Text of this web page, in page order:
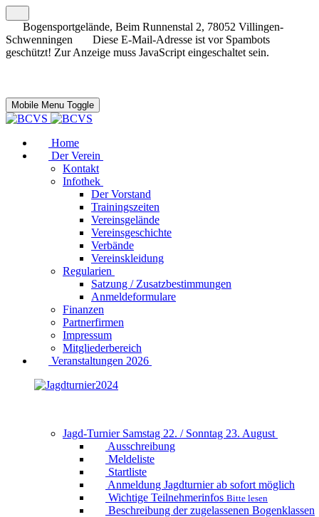
Bogensportgelände, Beim Runnenstal 2, 78052 Villingen-
Schwenningen
Diese E-Mail-Adresse ist vor Spambots
geschützt! Zur Anzeige muss JavaScript eingeschaltet sein.
Mobile Menu Toggle
Home
Der Verein
Kontakt
Infothek
Der Vorstand
Trainingszeiten
Vereinsgelände
Vereinsgeschichte
Verbände
Vereinskleidung
Regularien
Satzung / Zusatzbestimmungen
Anmeldeformulare
Finanzen
Partnerfirmen
Impressum
Mitgliederbereich
Veranstaltungen 2026
Jagd-Turnier Samstag 22. / Sonntag 23. August
Ausschreibung
Meldeliste
Startliste
Anmeldung Jagdturnier ab sofort möglich
Wichtige Teilnehmerinfos Bitte lesen
Beschreibung der zugelassenen Bogenklassen